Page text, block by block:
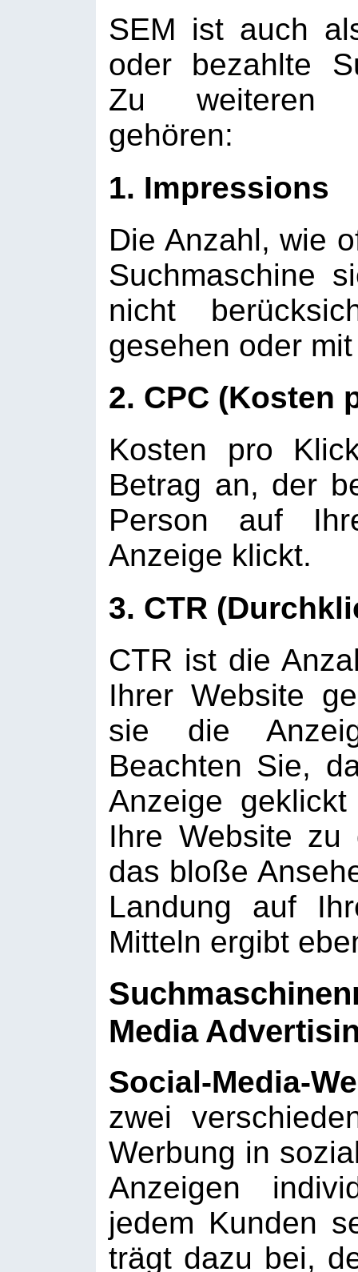
SEM ist auch
oder bezahlte
Zu weiteren
gehören:
1. Impressions
Die Anzahl, wie
Suchmaschine
nicht
gesehen oder
2. CPC (Kosten
Kosten pro
Betrag an, der
Person auf
Anzeige klickt.
3. CTR
CTR ist die
Ihrer Website
sie die
Beachten Sie,
Anzeige
Ihre Website zu
das bloße
Landung auf
Mitteln ergibt
Media
Social-Media-
zwei
Werbung in
Anzeigen
jedem Kunden
trägt dazu bei,